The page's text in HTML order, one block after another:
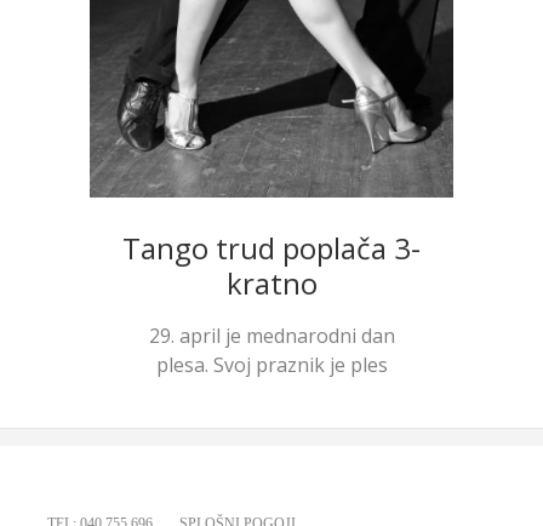
Tango trud poplača 3-
kratno
29. april je mednarodni dan
plesa. Svoj praznik je ples